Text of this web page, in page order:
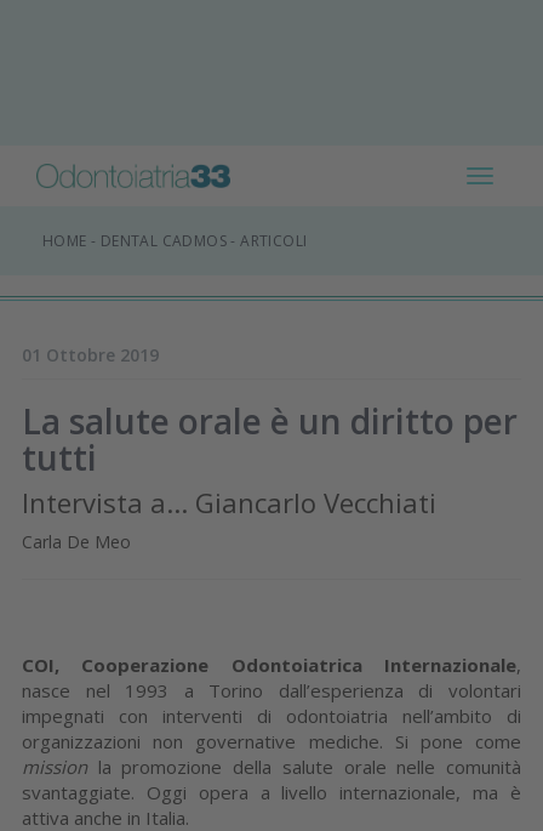
Toggle
HOME - DENTAL CADMOS-ARTICOLI
01 Ottobre 2019
La salute orale è un diritto per
tutti
Intervista a... Giancarlo Vecchiati
Carla De Meo
COI, Cooperazione Odontoiatrica Interna­zionale,
nasce nel 1993 a Torino dall’espe­rienza di volontari
impegnati con interven­ti di odontoiatria nell’ambito di
organizza­zioni non governative mediche. Si pone come
mission la promozione della salute orale nelle comunità
svantaggiate. Oggi opera a livello internazionale, ma è
attiva anche in Italia.